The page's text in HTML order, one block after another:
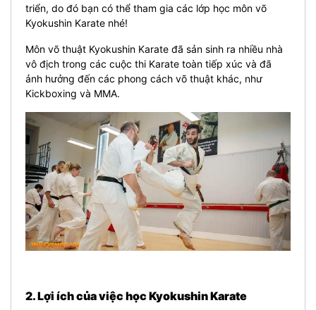
triển, do đó bạn có thể tham gia các lớp học môn võ
Kyokushin Karate nhé!
Môn võ thuật Kyokushin Karate đã sản sinh ra nhiều nhà
vô địch trong các cuộc thi Karate toàn tiếp xúc và đã
ảnh hưởng đến các phong cách võ thuật khác, như
Kickboxing và MMA.
2. Lợi ích của việc học Kyokushin Karate